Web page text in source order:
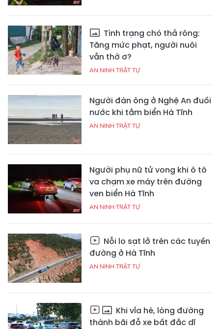
Tình trạng chó thả rông:
Tăng mức phạt, người nuôi
vẫn thờ ơ?
AN NINH TRẬT TỰ
Người đàn ông ở Nghệ An đuối
nước khi tắm biển Hà Tĩnh
AN NINH TRẬT TỰ
Người phụ nữ tử vong khi ô tô
va chạm xe máy trên đường
ven biển Hà Tĩnh
AN NINH TRẬT TỰ
Nỗi lo sạt lở trên các tuyến
đường ở Hà Tĩnh
AN NINH TRẬT TỰ
Khi vỉa hè, lòng đường
thành bãi đỗ xe bất đắc dĩ